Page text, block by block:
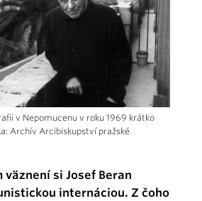
v Nepomucenu v roku 1969 krátko
Archív Arcibiskupství pražské
väznení si Josef Beran
internáciou. Z čoho